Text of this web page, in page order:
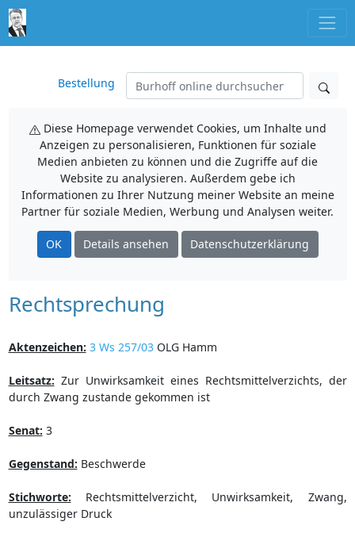
Bestellung
Diese Homepage verwendet Cookies, um Inhalte und
Anzeigen zu personalisieren, Funktionen für soziale
Medien anbieten zu können und die Zugriffe auf die
Website zu analysieren. Außerdem gebe ich
Informationen zu Ihrer Nutzung meiner Website an meine
Partner für soziale Medien, Werbung und Analysen weiter.
OK Details ansehen Datenschutzerklärung
Rechtsprechung
Aktenzeichen: 3 Ws 257/03OLG Hamm
Leitsatz: Zur Unwirksamkeit eines Rechtsmittelverzichts, der
durch Zwang zustande gekommen ist
Senat: 3
Gegenstand: Beschwerde
Stichworte: Rechtsmittelverzicht, Unwirksamkeit, Zwang,
unzulässiger Druck